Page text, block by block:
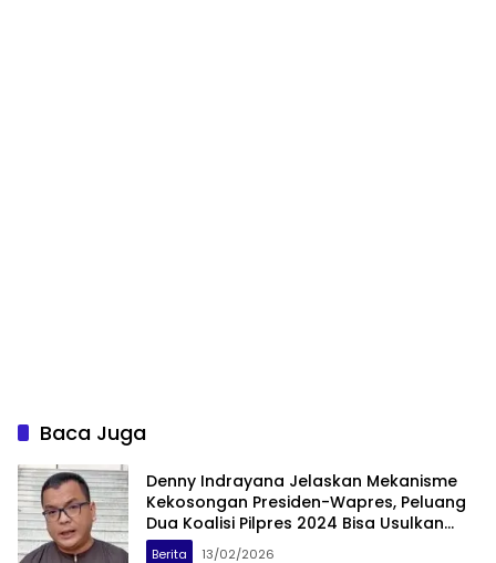
Baca Juga
Denny Indrayana Jelaskan Mekanisme
Kekosongan Presiden-Wapres, Peluang
Dua Koalisi Pilpres 2024 Bisa Usulkan
Calon
Berita 13/02/2026